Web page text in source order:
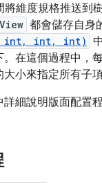
將維度規格推送到
View 都會儲存自身
int, int, int)
在這個過程中，
小來指定所有子項
細說明版面配置